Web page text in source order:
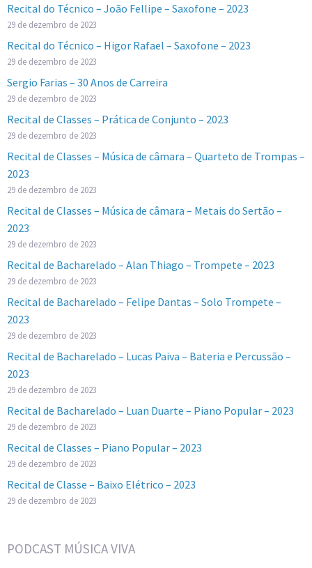
Recital do Técnico – João Fellipe – Saxofone – 2023
29 de dezembro de 2023
Recital do Técnico – Higor Rafael – Saxofone – 2023
29 de dezembro de 2023
Sergio Farias – 30 Anos de Carreira
29 de dezembro de 2023
Recital de Classes – Prática de Conjunto – 2023
29 de dezembro de 2023
Recital de Classes – Música de câmara – Quarteto de Trompas –
2023
29 de dezembro de 2023
Recital de Classes – Música de câmara – Metais do Sertão –
2023
29 de dezembro de 2023
Recital de Bacharelado – Alan Thiago – Trompete – 2023
29 de dezembro de 2023
Recital de Bacharelado – Felipe Dantas – Solo Trompete –
2023
29 de dezembro de 2023
Recital de Bacharelado – Lucas Paiva – Bateria e Percussão –
2023
29 de dezembro de 2023
Recital de Bacharelado – Luan Duarte – Piano Popular – 2023
29 de dezembro de 2023
Recital de Classes – Piano Popular – 2023
29 de dezembro de 2023
Recital de Classe – Baixo Elétrico – 2023
29 de dezembro de 2023
PODCAST MÚSICA VIVA